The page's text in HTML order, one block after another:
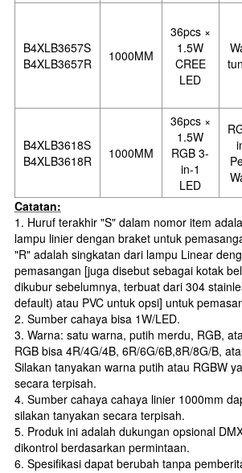
B4XLB3657S
B4XLB3657R
1000MM
36pcs ×
1.5W
CREE
LED
B4XLB3618S
B4XLB3618R
1000MM
36pcs ×
1.5W
RGB 3-
in-1
LED
Catatan:
1. Huruf terakhir "S" dalam nomor item
lampu linier dengan braket untuk
"R" adalah singkatan dari lampu Linear
pemasangan [juga disebut sebagai kotak
dikubur sebelumnya, terbuat dari 304
default) atau PVC untuk opsi] untuk
2. Sumber cahaya bisa 1W/LED.
3. Warna: satu warna, putih merdu, RGB,
RGB bisa 4R/4G/4B, 6R/6G/6B,8R/8G/B,
Silakan tanyakan warna putih atau RGBW
secara terpisah.
4. Sumber cahaya cahaya linier 1000mm
silakan tanyakan secara terpisah.
5. Produk ini adalah dukungan opsional
dikontrol berdasarkan permintaan.
6. Spesifikasi dapat berubah tanpa